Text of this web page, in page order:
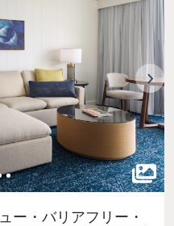
ー・バリアフリー・